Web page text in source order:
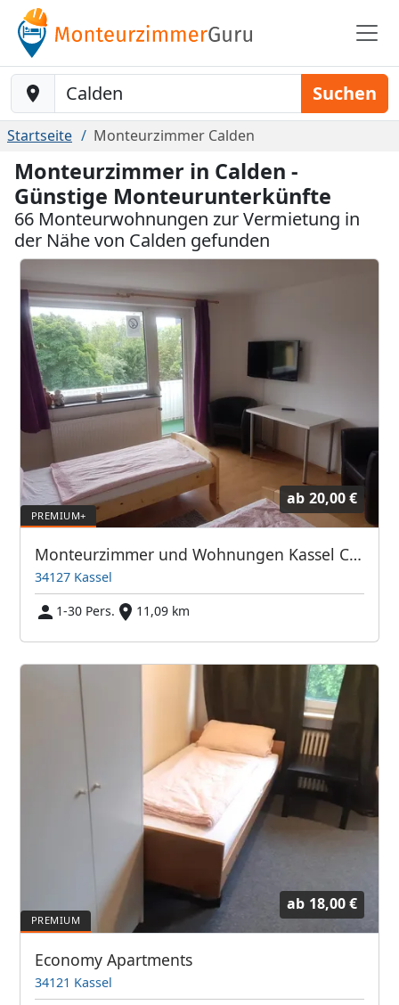
Baustelle-Location Suchen
Startseite Monteurzimmer Calden
Monteurzimmer in Calden -
Günstige Monteurunterkünfte
66 Monteurwohnungen zur Vermietung in
der Nähe von Calden gefunden
ab 20,00 €
Monteurzimmer und Wohnungen Kassel City Speak Polish
34127 Kassel
1-30 Pers.
11,09 km
ab 18,00 €
Economy Apartments
34121 Kassel